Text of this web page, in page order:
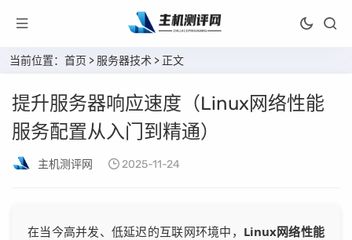
当前位置： 首页 > 服务器技术 > 正文
提升服务器响应速度（Linux网络性能
服务配置从入门到精通）
主机测评网 2025-11-24
在当今高并发、低延迟的互联网环境中， Linux网络性能